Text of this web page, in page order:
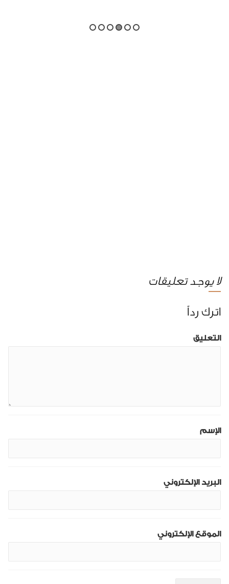
لا يوجد تعليقات
اترك رداً
التعليق
الإسم
البريد الإلكتروني
الموقع الإلكتروني